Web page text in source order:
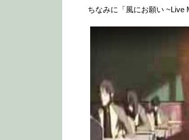
ちなみに「風にお願い ~Live